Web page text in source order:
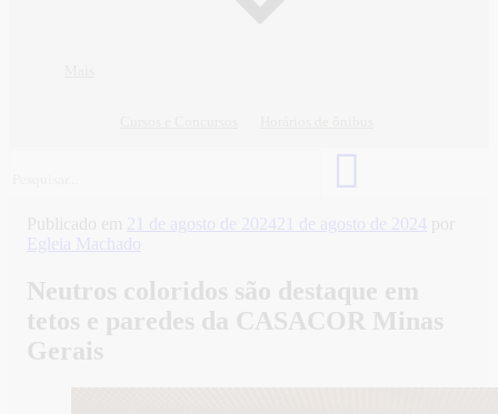
Publicado em 21 de agosto de 2024 21 de agosto de 2024 por
Egleia Machado
Neutros coloridos são destaque em
tetos e paredes da CASACOR Minas
Gerais